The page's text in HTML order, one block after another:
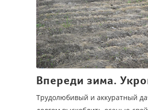
Впереди зима.
Трудолюбивый и аккуратный